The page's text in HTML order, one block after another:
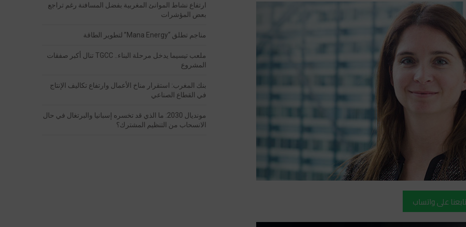
ارتفاع نشاط الموانئ المغربية بفضل المسافنة رغم تراجع
بعض المؤشرات
مناجم تطلق “Mana Energy” لتطوير الطاقة
ملعب تيسيما يدخل مرحلة البناء.. TGCC تنال أكبر صفقات
المشروع
بنك المغرب: استقرار مناخ الأعمال وارتفاع تكاليف الإنتاج
في القطاع الصناعي
مونديال 2030: ما الذي قد تخسره إسبانيا والبرتغال في حال
الانسحاب من التنظيم المشترك؟
تابعنا على واتساب